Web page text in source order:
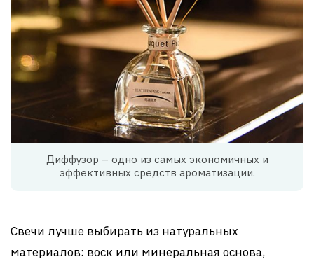
Диффузор – одно из самых экономичных и
эффективных средств ароматизации.
Свечи лучше выбирать из натуральных
материалов: воск или минеральная основа,